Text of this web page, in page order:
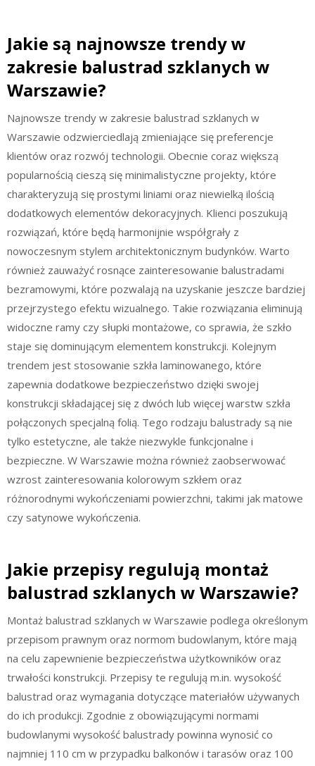
Jakie są najnowsze trendy w
zakresie balustrad szklanych w
Warszawie?
Najnowsze trendy w zakresie balustrad szklanych w
Warszawie odzwierciedlają zmieniające się preferencje
klientów oraz rozwój technologii. Obecnie coraz większą
popularnością cieszą się minimalistyczne projekty, które
charakteryzują się prostymi liniami oraz niewielką ilością
dodatkowych elementów dekoracyjnych. Klienci poszukują
rozwiązań, które będą harmonijnie współgrały z
nowoczesnym stylem architektonicznym budynków. Warto
również zauważyć rosnące zainteresowanie balustradami
bezramowymi, które pozwalają na uzyskanie jeszcze bardziej
przejrzystego efektu wizualnego. Takie rozwiązania eliminują
widoczne ramy czy słupki montażowe, co sprawia, że szkło
staje się dominującym elementem konstrukcji. Kolejnym
trendem jest stosowanie szkła laminowanego, które
zapewnia dodatkowe bezpieczeństwo dzięki swojej
konstrukcji składającej się z dwóch lub więcej warstw szkła
połączonych specjalną folią. Tego rodzaju balustrady są nie
tylko estetyczne, ale także niezwykle funkcjonalne i
bezpieczne. W Warszawie można również zaobserwować
wzrost zainteresowania kolorowym szkłem oraz
różnorodnymi wykończeniami powierzchni, takimi jak matowe
czy satynowe wykończenia.
Jakie przepisy regulują montaż
balustrad szklanych w Warszawie?
Montaż balustrad szklanych w Warszawie podlega określonym
przepisom prawnym oraz normom budowlanym, które mają
na celu zapewnienie bezpieczeństwa użytkowników oraz
trwałości konstrukcji. Przepisy te regulują m.in. wysokość
balustrad oraz wymagania dotyczące materiałów używanych
do ich produkcji. Zgodnie z obowiązującymi normami
budowlanymi wysokość balustrady powinna wynosić co
najmniej 110 cm w przypadku balkonów i tarasów oraz 100